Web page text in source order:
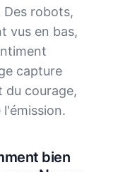
Des robots,
vus en bas,
capture
du courage,
bien